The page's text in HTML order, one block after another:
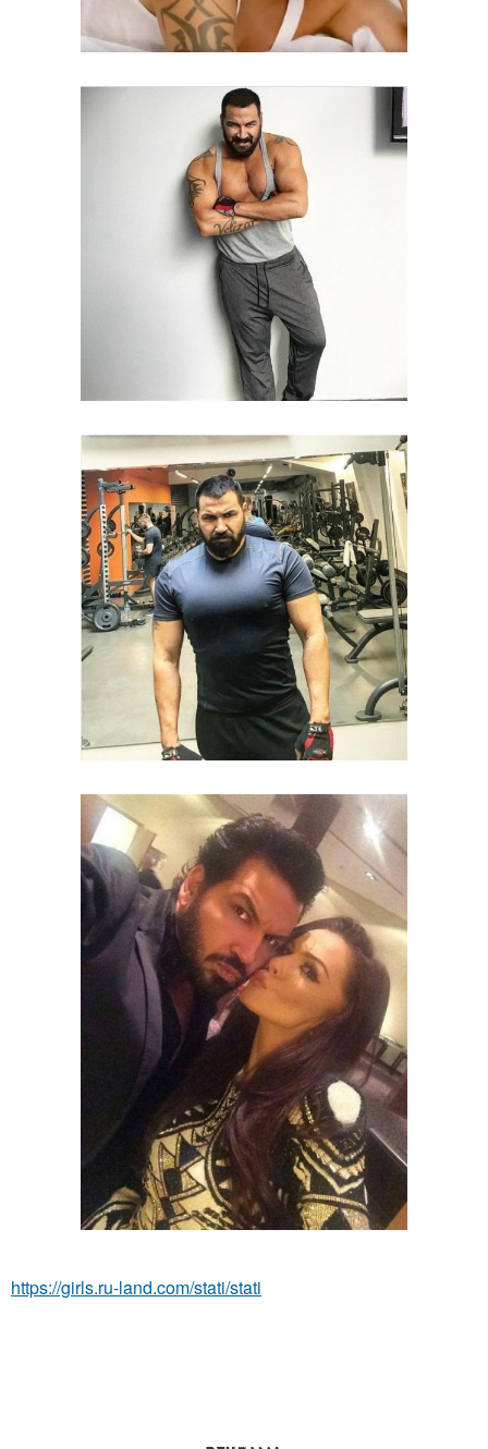
https://girls.ru-land.com/stati/stati